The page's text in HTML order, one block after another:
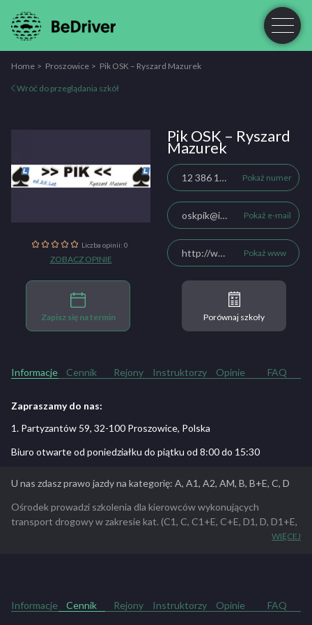
Home Proszowice Pik OSK – Ryszard Mazurek
Wróć do przeglądania szkół
Liczba opinii: 0
ZOBACZ OPINIE
Pik OSK – Ryszard
Mazurek
12 386 13 83 Pokaż numer
oskpik@interia.pl Pokaż e-mail
http://www.oskpik.pl Pokaż www
Zapisz się na termin Porównaj szkoły
Informacje Cennik Rejony Instruktorzy Opinie FAQ
Zapraszamy do nas:
1. Partyzantów 59, 32-100 Proszowice, Polska
Biuro otwarte od poniedziałku do piątku od 8:00 do 15:30
U nas zdasz prawo jazdy na kategorię: A, A1, A2, AM, B, B+E, C, D
Ośrodek prowadzi szkolenia dla kierowców wykonujących
transport drogowy w zakresie kat. (C1, C, C1+E, C+E, D1, D, D1+E,
– Kwalifikacja wstępna uzupełniająca
WIĘCEJ
Informacje Cennik Rejony Instruktorzy Opinie FAQ